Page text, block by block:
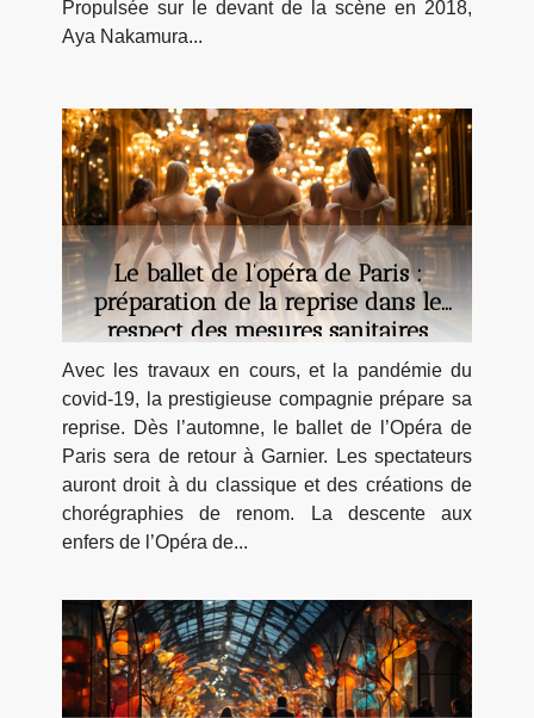
Propulsée sur le devant de la scène en 2018,
Aya Nakamura...
Le ballet de l’opéra de Paris :
préparation de la reprise dans le
respect des mesures sanitaires
Avec les travaux en cours, et la pandémie du
covid-19, la prestigieuse compagnie prépare sa
reprise. Dès l’automne, le ballet de l’Opéra de
Paris sera de retour à Garnier. Les spectateurs
auront droit à du classique et des créations de
chorégraphies de renom. La descente aux
enfers de l’Opéra de...